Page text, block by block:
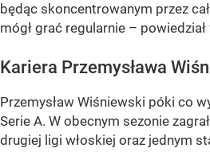
będąc skoncentrowanym przez
mógł grać regularnie –
Kariera Przemysława
Przemysław Wiśniewski póki co
Serie A. W obecnym sezonie
drugiej ligi włoskiej oraz jednym